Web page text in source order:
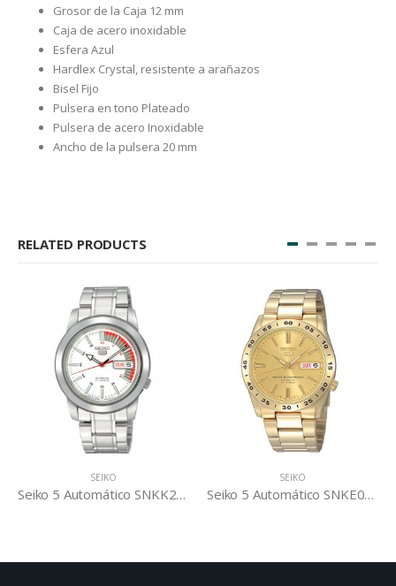
Grosor de la Caja 12 mm
Caja de acero inoxidable
Esfera Azul
Hardlex Crystal, resistente a arañazos
Bisel Fijo
Pulsera en tono Plateado
Pulsera de acero Inoxidable
Ancho de la pulsera 20 mm
RELATED PRODUCTS
Seiko 5 Automático SNKK25K1S
SEIKO SEIKO